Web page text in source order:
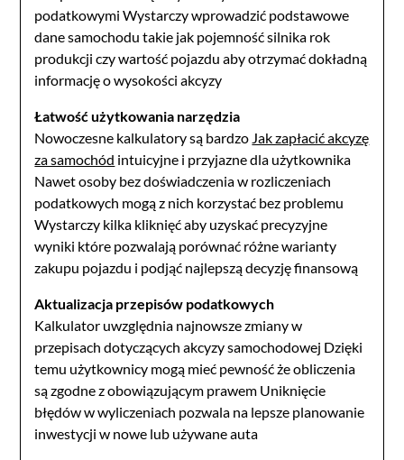
podatkowymi Wystarczy wprowadzić podstawowe
dane samochodu takie jak pojemność silnika rok
produkcji czy wartość pojazdu aby otrzymać dokładną
informację o wysokości akcyzy
Łatwość użytkowania narzędzia
Nowoczesne kalkulatory są bardzo Jak zapłacić akcyzę
za samochód intuicyjne i przyjazne dla użytkownika
Nawet osoby bez doświadczenia w rozliczeniach
podatkowych mogą z nich korzystać bez problemu
Wystarczy kilka kliknięć aby uzyskać precyzyjne
wyniki które pozwalają porównać różne warianty
zakupu pojazdu i podjąć najlepszą decyzję finansową
Aktualizacja przepisów podatkowych
Kalkulator uwzględnia najnowsze zmiany w
przepisach dotyczących akcyzy samochodowej Dzięki
temu użytkownicy mogą mieć pewność że obliczenia
są zgodne z obowiązującym prawem Uniknięcie
błędów w wyliczeniach pozwala na lepsze planowanie
inwestycji w nowe lub używane auta